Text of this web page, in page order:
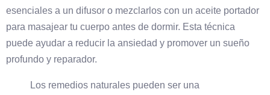
esenciales a un difusor o mezclarlos con un aceite portador
para masajear tu cuerpo antes de dormir. Esta técnica
puede ayudar a reducir la ansiedad y promover un sueño
profundo y reparador.
Los remedios naturales pueden ser una